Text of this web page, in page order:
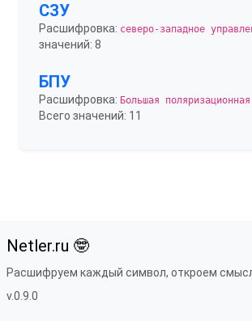
СЗУ
Расшифровка: северо-западное
значений: 8
БПУ
Расшифровка: Большая
Всего значений: 11
Netler.ru 🤓
Расшифруем каждый символ, откроем
v.0.9.0